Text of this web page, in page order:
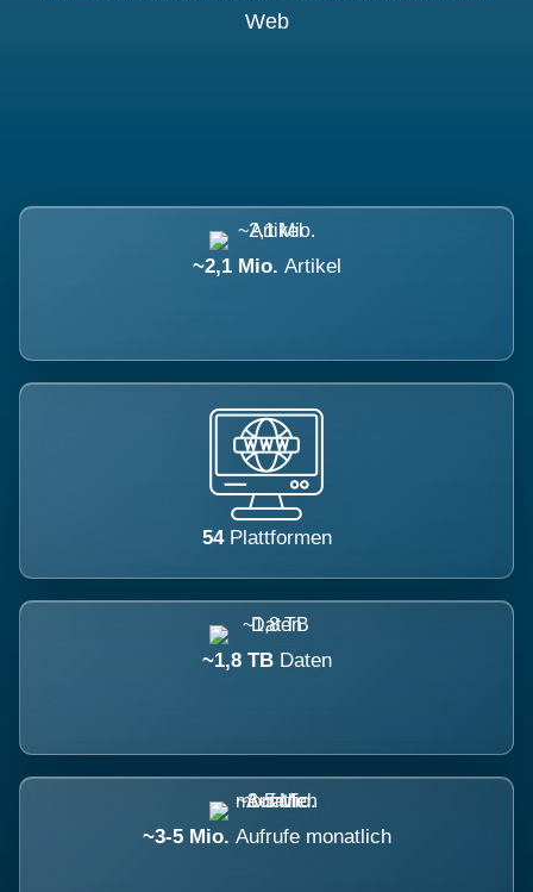
Web
~2,1 Mio. Artikel
54 Plattformen
~1,8 TB Daten
~3-5 Mio. Aufrufe monatlich